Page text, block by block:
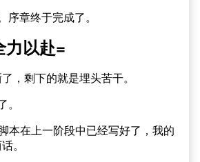
章终于完成了。
力以赴=
，剩下的就是埋头苦干。
本在上一阶段中已经写好了，我的
。